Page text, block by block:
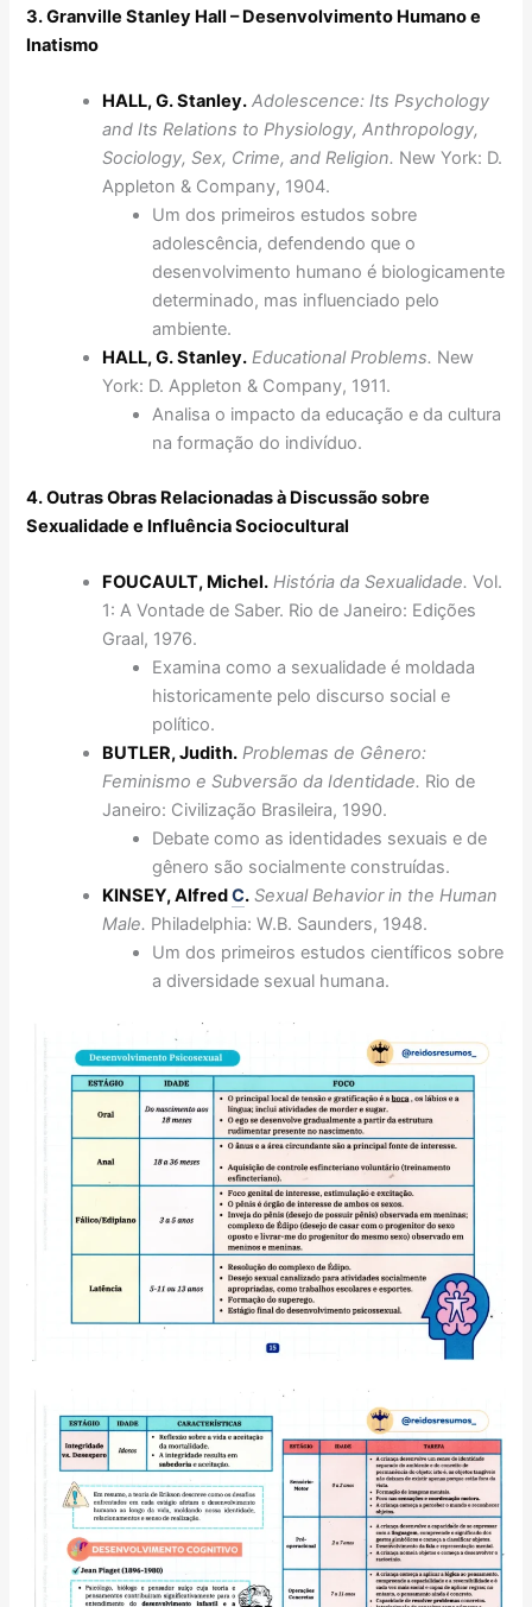
3. Granville Stanley Hall – Desenvolvimento Humano e
Inatismo
HALL, G. Stanley. Adolescence: Its Psychology
and Its Relations to Physiology, Anthropology,
Sociology, Sex, Crime, and Religion. New York: D.
Appleton & Company, 1904.
Um dos primeiros estudos sobre
adolescência, defendendo que o
desenvolvimento humano é biologicamente
determinado, mas influenciado pelo
ambiente.
HALL, G. Stanley. Educational Problems. New
York: D. Appleton & Company, 1911.
Analisa o impacto da educação e da cultura
na formação do indivíduo.
4. Outras Obras Relacionadas à Discussão sobre
Sexualidade e Influência Sociocultural
FOUCAULT, Michel. História da Sexualidade. Vol.
1: A Vontade de Saber. Rio de Janeiro: Edições
Graal, 1976.
Examina como a sexualidade é moldada
historicamente pelo discurso social e
político.
BUTLER, Judith. Problemas de Gênero:
Feminismo e Subversão da Identidade. Rio de
Janeiro: Civilização Brasileira, 1990.
Debate como as identidades sexuais e de
gênero são socialmente construídas.
KINSEY, AlfredC. Sexual Behavior in the Human
Male. Philadelphia: W.B. Saunders, 1948.
Um dos primeiros estudos científicos sobre
a diversidade sexual humana.